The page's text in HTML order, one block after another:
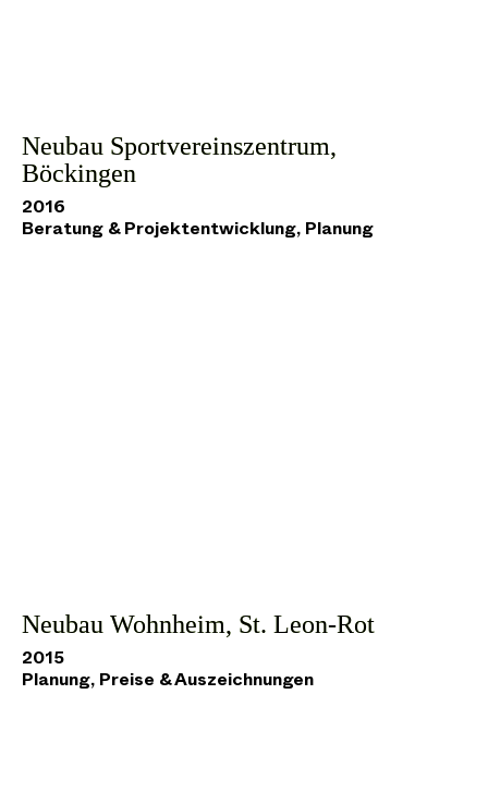
Neubau Sportvereinszentrum,
Böckingen
2016
Beratung & Projektentwicklung, Planung
Neubau Wohnheim, St. Leon-Rot
2015
Planung, Preise & Auszeichnungen